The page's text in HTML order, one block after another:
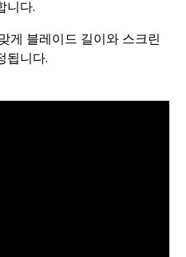
니다.
게 블레이드 길이와 스크린
됩니다.